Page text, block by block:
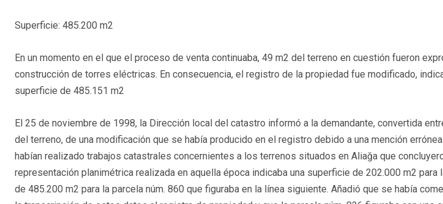
Superficie: 485.200 m2
En un momento en el que el proceso de venta continuaba, 49 m2 del terreno en cuestión fueron
construcción de torres eléctricas. En consecuencia, el registro de la propiedad fue modificado,
superficie de 485.151 m2
El 25 de noviembre de 1998, la Dirección local del catastro informó a la demandante, convertida
del terreno, de una modificación que se había producido en el registro debido a una mención
habían realizado trabajos catastrales concernientes a los terrenos situados en Aliağa que
representación planimétrica realizada en aquella época indicaba una superficie de 202.000 m2 para
de 485.200 m2 para la parcela núm. 860 que figuraba en la línea siguiente. Añadió que se había